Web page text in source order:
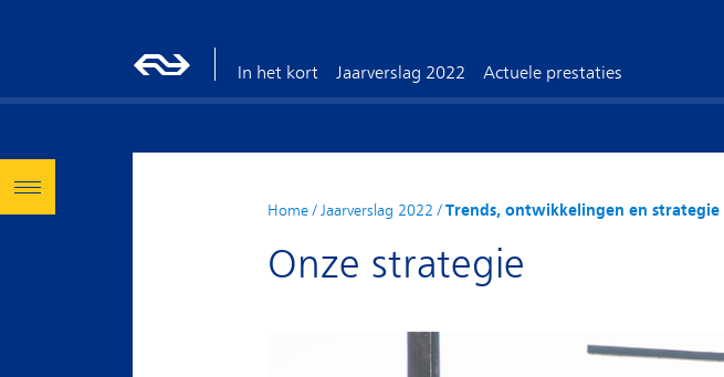
In het kort Jaarverslag 2022 Actuele prestaties
Home/ Jaarverslag 2022 /Trends, ontwikkelingen en strategie
Onze strategie